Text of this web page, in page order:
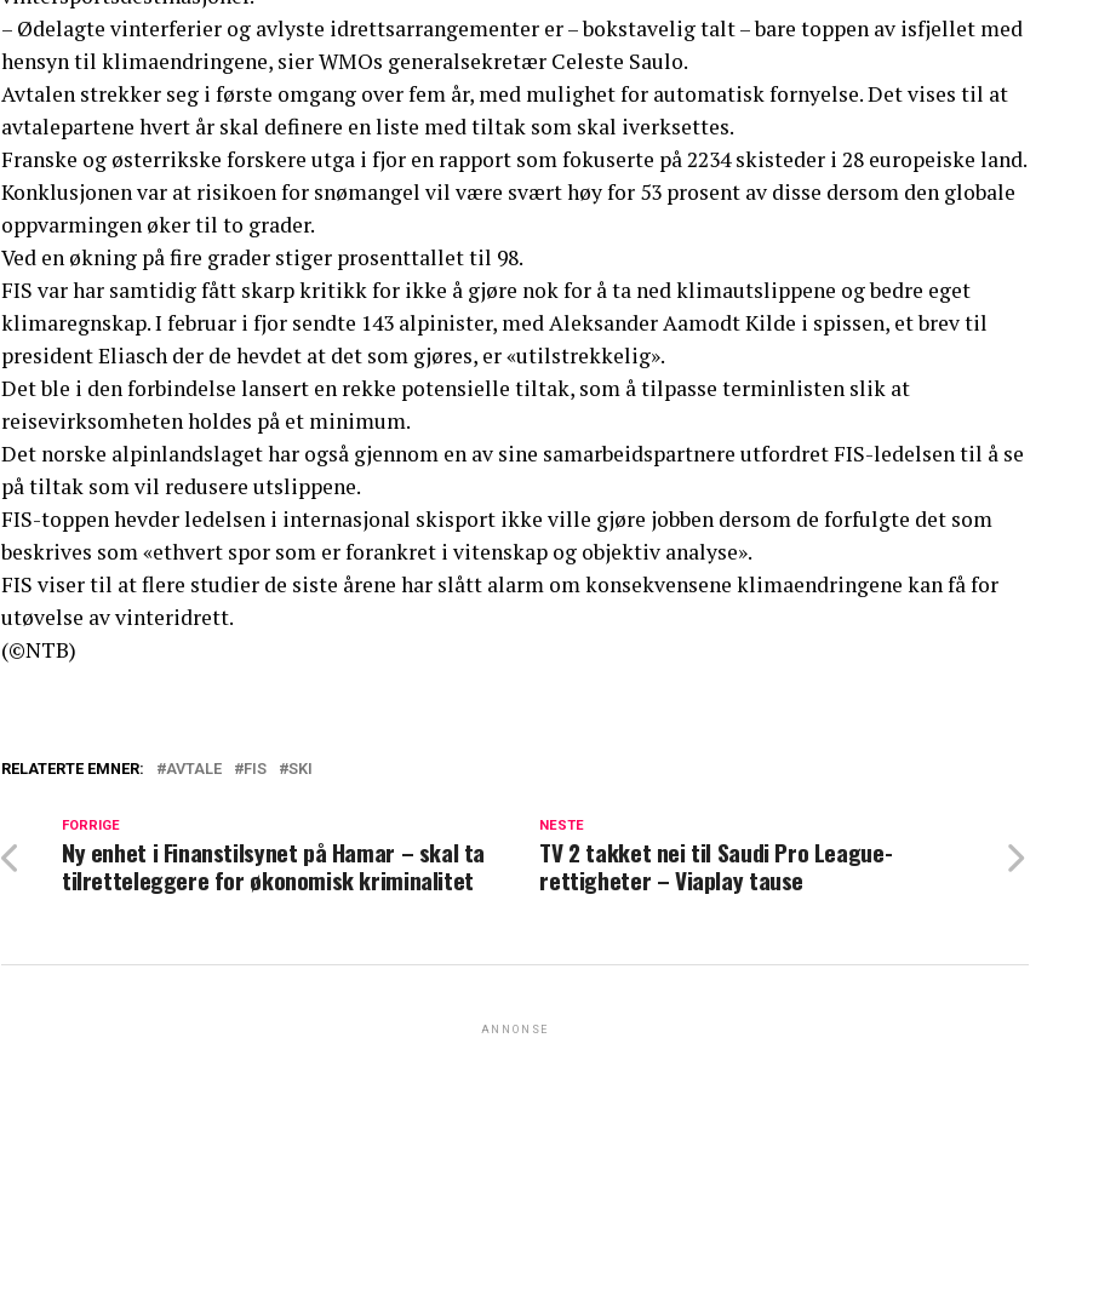
– Ødelagte vinterferier og avlyste idrettsarrangementer er – bokstavelig talt – bare toppen av isfjellet med
hensyn til klimaendringene, sier WMOs generalsekretær Celeste Saulo.
Avtalen strekker seg i første omgang over fem år, med mulighet for automatisk fornyelse. Det vises til at
avtalepartene hvert år skal definere en liste med tiltak som skal iverksettes.
Franske og østerrikske forskere utga i fjor en rapport som fokuserte på 2234 skisteder i 28 europeiske land.
Konklusjonen var at risikoen for snømangel vil være svært høy for 53 prosent av disse dersom den globale
oppvarmingen øker til to grader.
Ved en økning på fire grader stiger prosenttallet til 98.
FIS var har samtidig fått skarp kritikk for ikke å gjøre nok for å ta ned klimautslippene og bedre eget
klimaregnskap. I februar i fjor sendte 143 alpinister, med Aleksander Aamodt Kilde i spissen, et brev til
president Eliasch der de hevdet at det som gjøres, er «utilstrekkelig».
Det ble i den forbindelse lansert en rekke potensielle tiltak, som å tilpasse terminlisten slik at
reisevirksomheten holdes på et minimum.
Det norske alpinlandslaget har også gjennom en av sine samarbeidspartnere utfordret FIS-ledelsen til å se
på tiltak som vil redusere utslippene.
FIS-toppen hevder ledelsen i internasjonal skisport ikke ville gjøre jobben dersom de forfulgte det som
beskrives som «ethvert spor som er forankret i vitenskap og objektiv analyse».
FIS viser til at flere studier de siste årene har slått alarm om konsekvensene klimaendringene kan få for
utøvelse av vinteridrett.
(©NTB)
RELATERTE EMNER: AVTALE FIS SKI
NESTE
TV 2 takket nei til Saudi Pro League-
rettigheter – Viaplay tause
FORRIGE
Ny enhet i Finanstilsynet på Hamar – skal ta
tilretteleggere for økonomisk kriminalitet
ANNONSE